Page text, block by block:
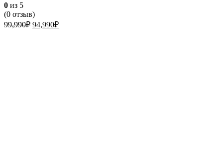
0 из 5
(0 отзыв)
99,990₽ Первоначальная
94,990₽Текущая